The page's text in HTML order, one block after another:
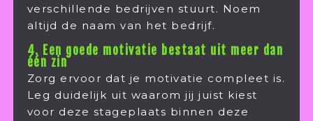
verschillende bedrijven stuurt. Noem
altijd de naam van het bedrijf.
4. Een goede motivatie bestaat uit meer dan
één zin
Zorg ervoor dat je motivatie compleet is.
Leg duidelijk uit waarom jij juist kiest
voor deze stageplaats binnen deze